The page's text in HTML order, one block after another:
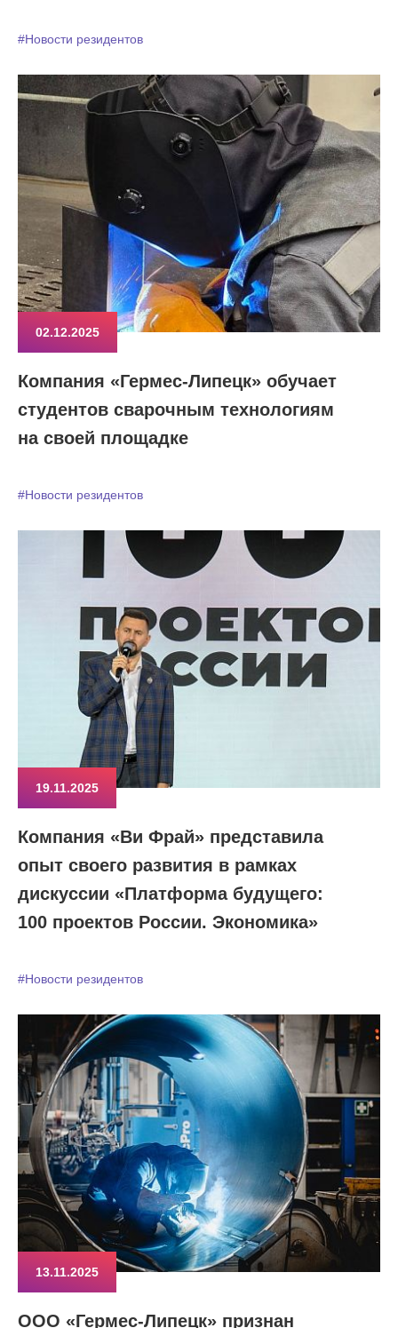
#Новости резидентов
02.12.2025
Компания «Гермес-Липецк» обучает
студентов сварочным технологиям
на своей площадке
#Новости резидентов
19.11.2025
Компания «Ви Фрай» представила
опыт своего развития в рамках
дискуссии «Платформа будущего:
100 проектов России. Экономика»
#Новости резидентов
13.11.2025
ООО «Гермес-Липецк» признан